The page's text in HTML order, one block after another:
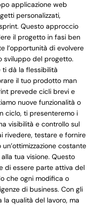
applicazione web
personalizzati,
Questo approccio
il progetto in fasi ben
l’opportunità di evolvere
sviluppo del progetto.
dà la flessibilità
il tuo prodotto man
prevede cicli brevi e
nuove funzionalità o
ciclo, ti presenteremo i
visibilità e controllo sul
rivedere, testare e fornire
costante
tua visione. Questo
di essere parte attiva del
che ogni modifica o
di business. Con gli
la qualità del lavoro, ma